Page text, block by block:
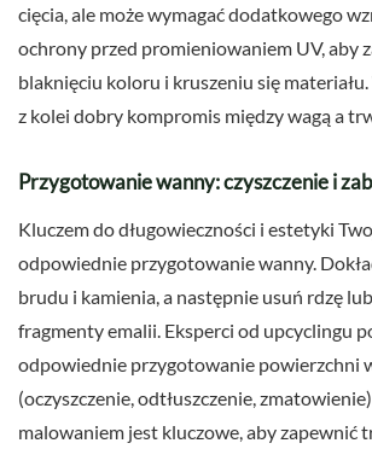
cięcia, ale może wymagać dodatkowego
ochrony przed promieniowaniem UV, aby
blaknięciu koloru i kruszeniu się
z kolei dobry kompromis między wagą a
Przygotowanie wanny: czyszczenie i
Kluczem do długowieczności i estetyki
odpowiednie przygotowanie wanny.
brudu i kamienia, a następnie usuń rdzę
fragmenty emalii. Eksperci od upcyclingu
odpowiednie przygotowanie powierzchni
(oczyszczenie, odtłuszczenie,
malowaniem jest kluczowe, aby zapewnić